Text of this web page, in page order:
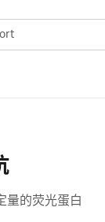
量的荧光蛋白